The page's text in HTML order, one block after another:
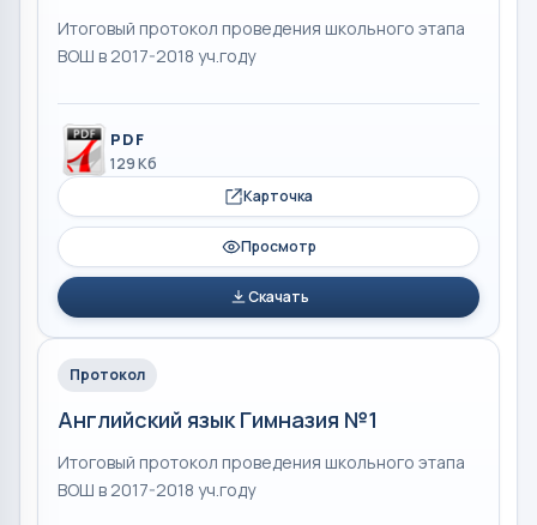
Итоговый протокол проведения школьного этапа
ВОШ в 2017-2018 уч.году
PDF
129 Кб
Карточка
Просмотр
Скачать
Протокол
Английский язык Гимназия №1
Итоговый протокол проведения школьного этапа
ВОШ в 2017-2018 уч.году